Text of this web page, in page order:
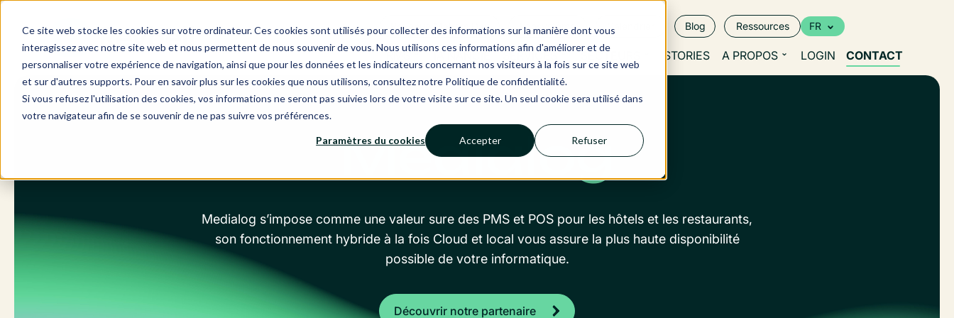
Ce site web stocke les cookies sur votre ordinateur. Ces cookies sont utilisés pour collecter des informations sur la manière dont vous
interagissez avec notre site web et nous permettent de nous souvenir de vous. Nous utilisons ces informations afin d'améliorer et de
personnaliser votre expérience de navigation, ainsi que pour les données et les indicateurs concernant nos visiteurs à la fois sur ce site web
et sur d'autres supports. Pour en savoir plus sur les cookies que nous utilisons, consultez notre Politique de confidentialité.
Si vous refusez l'utilisation des cookies, vos informations ne seront pas suivies lors de votre visite sur ce site. Un seul cookie sera utilisé dans
votre navigateur afin de se souvenir de ne pas suivre vos préférences.
Paramètres du cookies Accepter Refuser
Aller
contenu
Revenue Makers Day Ecosystème Blog Ressources FR
RMS IA NANCIE SERVICES SECTEURS STORIES A PROPOS LOGIN CONTACT
Medialog
Medialog s’impose comme une valeur sure des PMS et POS pour les hôtels et les restaurants,
son fonctionnement hybride à la fois Cloud et local vous assure la plus haute disponibilité
possible de votre informatique.
Découvrir notre partenaire